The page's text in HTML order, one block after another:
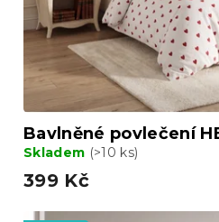
d
u
k
ů
Bavlněné povlečení
Skladem (>10 ks)
399 Kč